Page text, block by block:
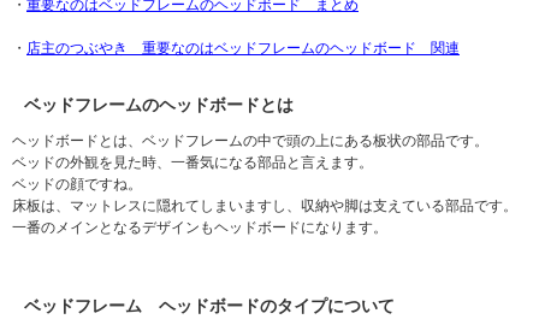
・ 重要なのはベッドフレームのヘッドボード まとめ
・ 店主のつぶやき 重要なのはベッドフレームのヘッドボード 関連
ベッドフレームのヘッドボードとは
ヘッドボードとは、ベッドフレームの中で頭の上にある板状の部品です。
ベッドの外観を見た時、一番気になる部品と言えます。
ベッドの顔ですね。
床板は、マットレスに隠れてしまいますし、収納や脚は支えている部品です。
一番のメインとなるデザインもヘッドボードになります。
ベッドフレーム ヘッドボードのタイプについて